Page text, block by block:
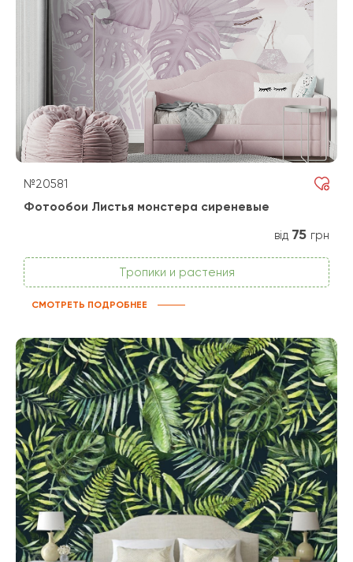
№20581
Фотообои Листья монстера сиреневые
від 75 грн
Тропики и растения
СМОТРЕТЬ ПОДРОБНЕЕ